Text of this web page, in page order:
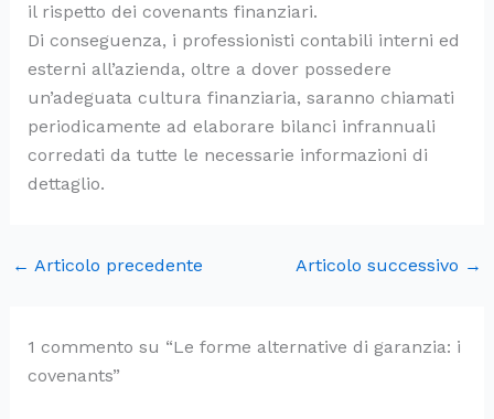
il rispetto dei covenants finanziari.
Di conseguenza, i professionisti contabili interni ed
esterni all’azienda, oltre a dover possedere
un’adeguata cultura finanziaria, saranno chiamati
periodicamente ad elaborare bilanci infrannuali
corredati da tutte le necessarie informazioni di
dettaglio.
← Articolo precedente Articolo successivo →
1 commento su “Le forme alternative di garanzia: i
covenants”